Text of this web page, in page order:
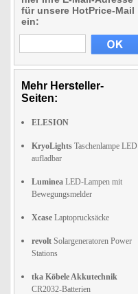
für unsere HotPrice-Mail
ein:
Mehr Hersteller-
Seiten:
ELESION
KryoLights Taschenlampe LED
aufladbar
Luminea LED-Lampen mit
Bewegungsmelder
Xcase Laptoprucksäcke
revolt Solargeneratoren Power
Stations
tka Köbele Akkutechnik
CR2032-Batterien